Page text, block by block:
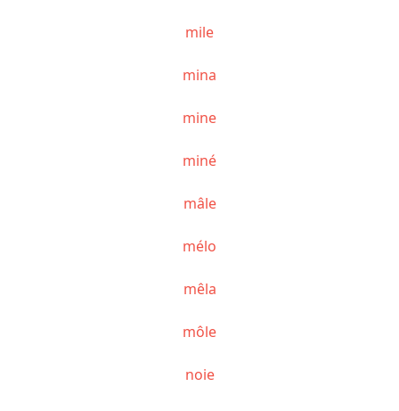
mile
mina
mine
miné
mâle
mélo
mêla
môle
noie